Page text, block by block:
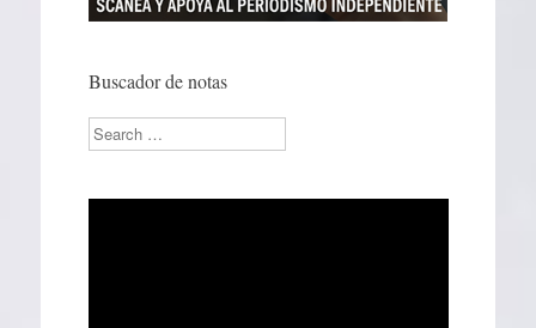
Buscador de notas
Search